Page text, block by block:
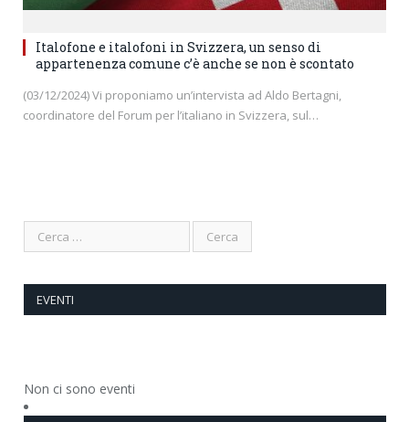
Italofone e italofoni in Svizzera, un senso di
appartenenza comune c’è anche se non è scontato
(03/12/2024) Vi proponiamo un’intervista ad Aldo Bertagni,
coordinatore del Forum per l’italiano in Svizzera, sul…
EVENTI
Non ci sono eventi